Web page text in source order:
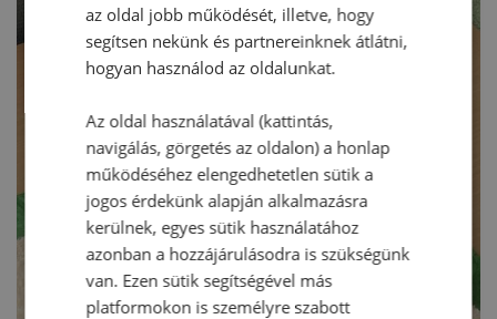
az oldal jobb működését, illetve, hogy
segítsen nekünk és partnereinknek átlátni,
hogyan használod az oldalunkat.
Az oldal használatával (kattintás,
navigálás, görgetés az oldalon) a honlap
működéséhez elengedhetetlen sütik a
jogos érdekünk alapján alkalmazásra
kerülnek, egyes sütik használatához
azonban a hozzájárulásodra is szükségünk
van. Ezen sütik segítségével más
platformokon is személyre szabott